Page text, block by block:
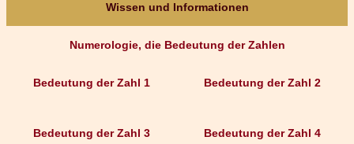
Wissen und Informationen
Numerologie, die Bedeutung der Zahlen
Bedeutung der Zahl 1
Bedeutung der Zahl 3
Bedeutung der Zahl 2
Bedeutung der Zahl 4